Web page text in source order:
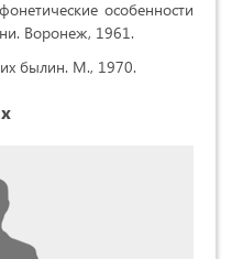
особенности
Воронеж, 1961.
былин. М., 1970.